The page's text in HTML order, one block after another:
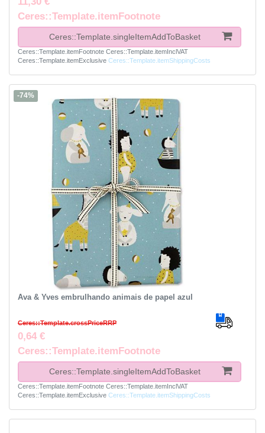
Ceres::Template.itemFootnote
Ceres::Template.singleItemAddToBasket
Ceres::Template.itemFootnote Ceres::Template.itemInclVAT
Ceres::Template.itemExclusive Ceres::Template.itemShippingCosts
-74%
Ava & Yves embrulhando animais de papel azul
Ceres::Template.crossPriceRRP
0,64 €
Ceres::Template.itemFootnote
Ceres::Template.singleItemAddToBasket
Ceres::Template.itemFootnote Ceres::Template.itemInclVAT
Ceres::Template.itemExclusive Ceres::Template.itemShippingCosts